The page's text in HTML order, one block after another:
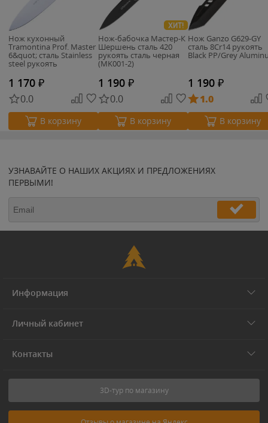
Нож кухонный
Tramontina Prof. Master
6&quot; сталь Stainless
steel рукоять
поликарбонат
(24609/086)
1 170 ₽
0.0
В корзину
ХИТ!
Нож-бабочка Мастер-К
Шершень сталь 420
рукоять сталь черная
(MK001-2)
1 190 ₽
0.0
В корзину
Нож Ganzo G629-GY
cталь 8Cr14 рукоять
Black PP/Grey
1 190 ₽
1.0
В корзину
УЗНАВАЙТЕ О НАШИХ АКЦИЯХ И ПРЕДЛОЖЕНИЯХ
ПЕРВЫМИ!
Информация
Личный кабинет
Контакты
3D-тур по магазину